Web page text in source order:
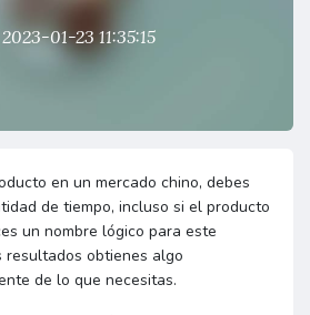
2023-01-23 11:35:15
en un mercado chino, debes
de tiempo, incluso si el producto
un nombre lógico para este
resultados obtienes algo
de lo que necesitas.